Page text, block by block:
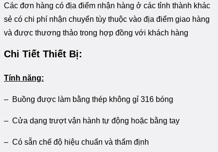
Các đơn hàng có địa điểm nhận hàng ở các tỉnh thành khác
sẻ có chi phí nhận chuyển tùy thuộc vào địa điểm giao hàng
và được thương thảo trong hợp đồng với khách hàng
Chi Tiết Thiết Bị:
Tính năng:
– Buồng được làm bằng thép không gỉ 316 bóng
– Cửa dạng trượt vận hành tự động hoặc bằng tay
– Có sẵn chế độ hiệu chuẩn và thẩm định